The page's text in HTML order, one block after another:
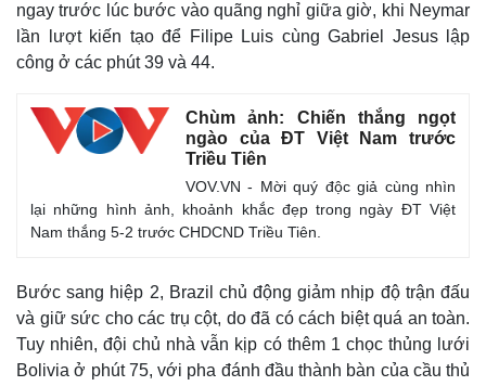
Thế giới
Quan sát
Multimedia
Video
ngay trước lúc bước vào quãng nghỉ giữa giờ, khi Neymar
lần lượt kiến tạo để Filipe Luis cùng Gabriel Jesus lập
công ở các phút 39 và 44.
Chùm ảnh: Chiến thắng ngọt
ngào của ĐT Việt Nam trước
Triều Tiên
VOV.VN - Mời quý độc giả cùng nhìn
lại những hình ảnh, khoảnh khắc đẹp trong ngày ĐT Việt
Nam thắng 5-2 trước CHDCND Triều Tiên.
Bước sang hiệp 2, Brazil chủ động giảm nhịp độ trận đấu
và giữ sức cho các trụ cột, do đã có cách biệt quá an toàn.
Tuy nhiên, đội chủ nhà vẫn kịp có thêm 1 chọc thủng lưới
Bolivia ở phút 75, với pha đánh đầu thành bàn của cầu thủ